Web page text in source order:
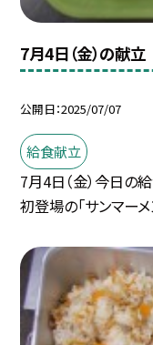
7月4日（金）の献立
公開日 2025/07/07
給食献立
7月4日（金）今日の
初登場の「サンマー